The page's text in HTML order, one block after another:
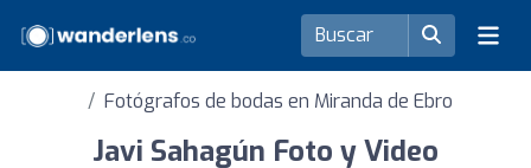
Fotógrafos de bodas en Miranda de Ebro
Javi Sahagún Foto y Video